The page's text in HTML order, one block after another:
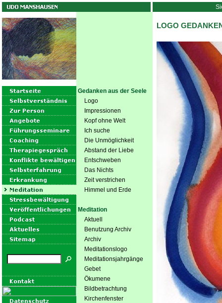
Gedanken aus der Seele
Logo
Impressionen
Kopf ohne Welt
Ich suche
Die Unmöglichkeit
Abstand der Liebe
Entschweben
Das Nichts
Zeit verstrichen
Himmel und Erde
Meditation
Aktuell
Benutzung Archiv
Archiv
Meditationslogo
Meditationsjahrgänge
Gebet
Ökumene
Bildbetrachtung
Kirchenfenster
LOGO